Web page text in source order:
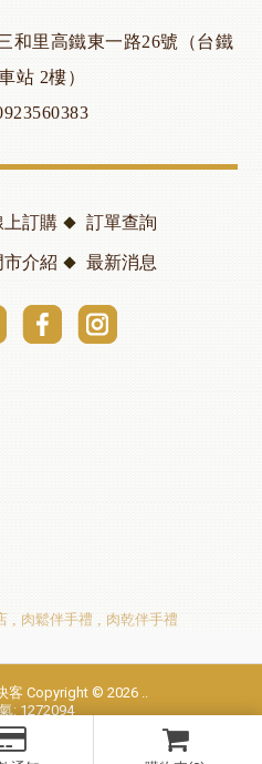
和里高鐵東一路26號（台鐵
站 2樓）
上訂購 訂單查詢
市介紹 最新消息
肉鬆伴手禮 肉乾伴手禮
客 Copyright © 2026 ..
: 1272094